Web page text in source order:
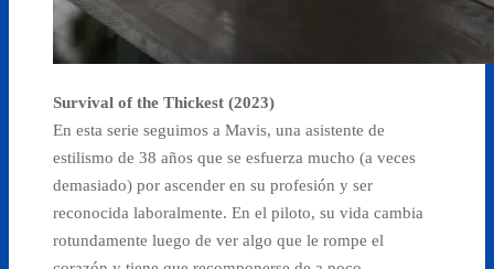
Survival of the Thickest (2023)
En esta serie seguimos a Mavis, una asistente de
estilismo de 38 años que se esfuerza mucho (a veces
demasiado) por ascender en su profesión y ser
reconocida laboralmente. En el piloto, su vida cambia
rotundamente luego de ver algo que le rompe el